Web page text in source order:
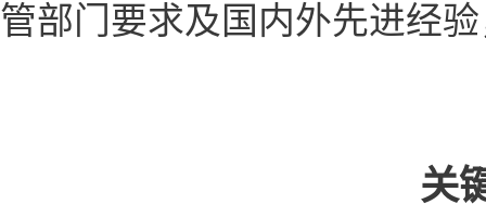
管部门要求及国内外先进经
关